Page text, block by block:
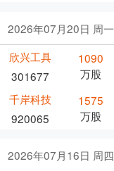
2026年07月20日 周一
欣兴工具
301677
1090
万股
千岸科技
920065
1575
万股
2026年07月16日 周四